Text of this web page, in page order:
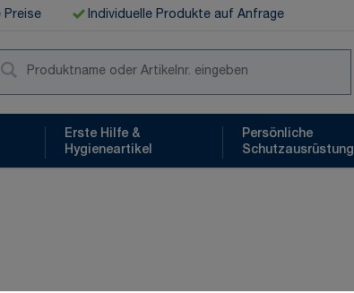
Preise Individuelle Produkte auf Anfrage
Erste Hilfe &
Hygieneartikel
Persönliche
Schutzausrüstung